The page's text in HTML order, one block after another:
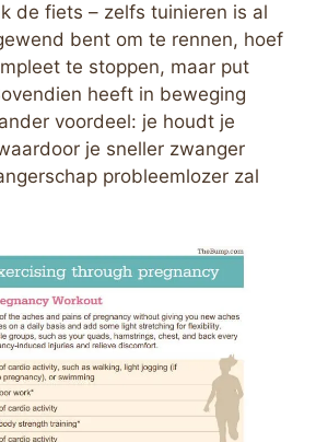
de fiets – zelfs tuinieren is al
bent om te rennen, hoef
te stoppen, maar put
heeft in beweging
voordeel: je houdt je
je sneller zwanger
probleemlozer zal